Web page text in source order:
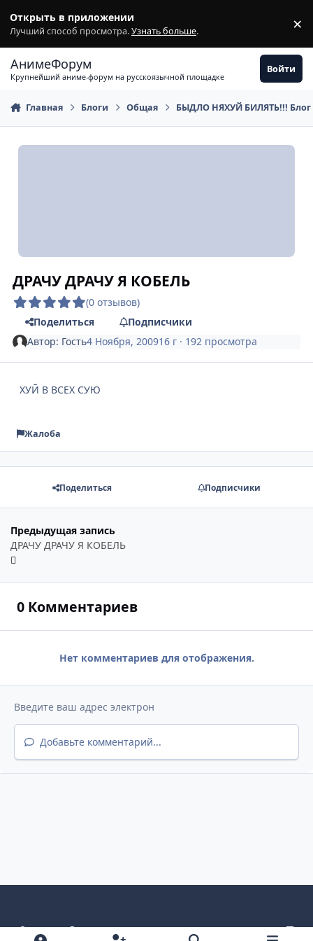
Открыть в приложении
Лучший способ просмотра.Узнать больше. ×
АнимеФорум
Крупнейший аниме-форум на русскоязычной площадке
Войти
Главная Блоги Общая БЫДЛО НЯХУЙ БИЛЯТЬ!!! Блог
ДРАЧУ ДРАЧУ Я КОБЕЛЬ
(0 отзывов)
Поделиться
Подписчики
Автор: Гость4 Ноября, 200916 г · 192 просмотра
ХУЙ В ВСЕХ СУЮ
Жалоба
Поделиться Подписчики
Предыдущая запись
ДРАЧУ ДРАЧУ Я КОБЕЛЬ
0 Комментариев
Нет комментариев для отображения.
Добавьте комментарий...
Светлый режим
Темный режим
Как в системе
v